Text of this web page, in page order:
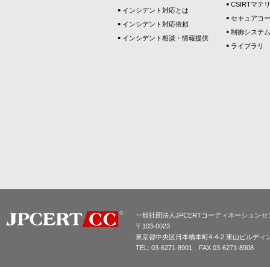
インシデント対応とは
インシデント対応依頼
インシデント相談・情報提供
CSIRTマテ
セキュアコ
制御システ
ライブラリ
一般社団法人JPCERTコーディネーションセ
〒103-0023
東京都中央区日本橋本町4-4-2 東山ビルディ
TEL: 03-6271-8901 FAX 03-6271-8908